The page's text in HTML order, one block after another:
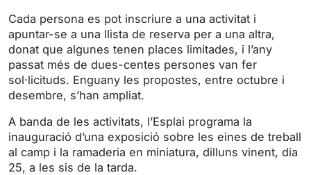
Cada persona es pot inscriure a una activitat i
apuntar-se a una llista de reserva per a una altra,
donat que algunes tenen places limitades, i l’any
passat més de dues-centes persones van fer
sol·licituds. Enguany les propostes, entre octubre i
desembre, s’han ampliat.
A banda de les activitats, l’Esplai programa la
inauguració d’una exposició sobre les eines de treball
al camp i la ramaderia en miniatura, dilluns vinent, dia
25, a les sis de la tarda.